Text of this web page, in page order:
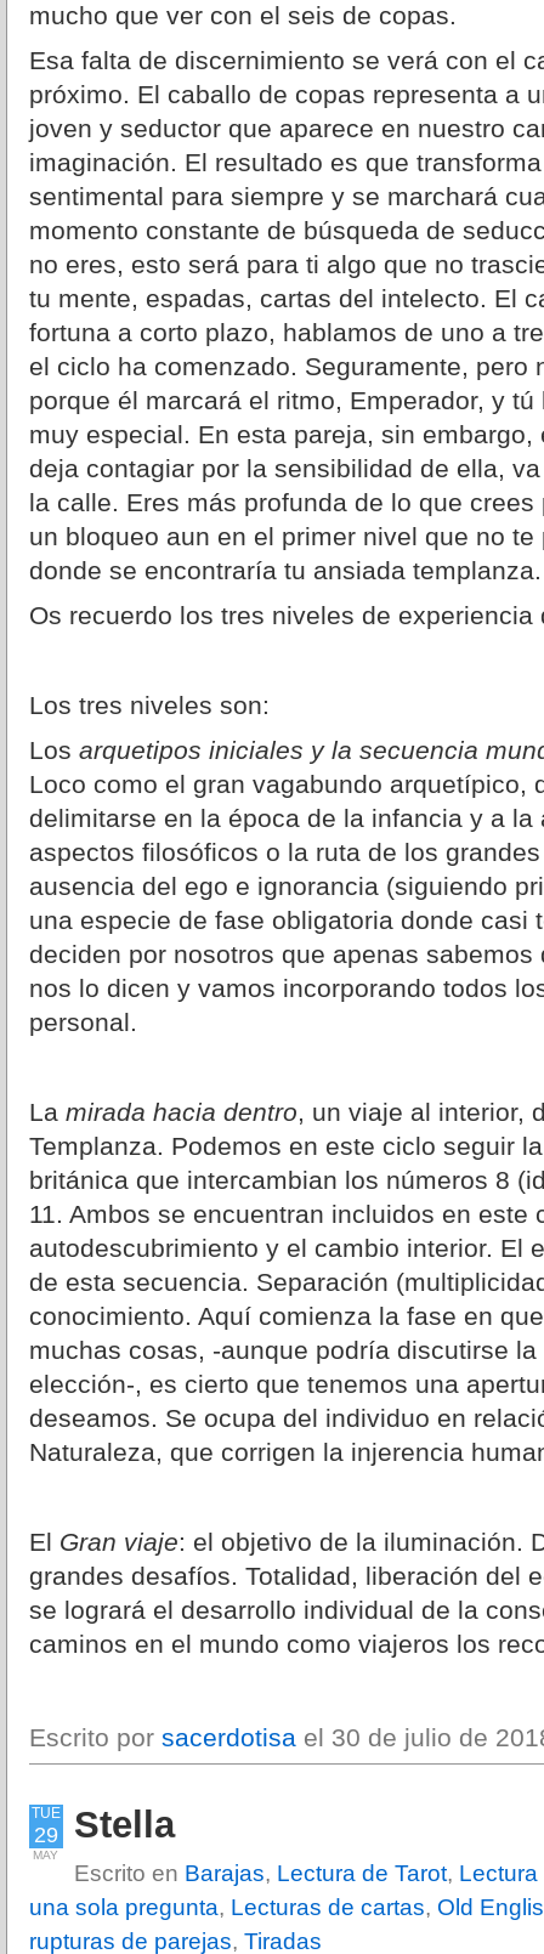
mucho que ver con el seis de copas.
Esa falta de discernimiento se verá con el
próximo. El caballo de copas representa a
joven y seductor que aparece en nuestro
imaginación. El resultado es que
sentimental para siempre y se marchará
momento constante de búsqueda de
no eres, esto será para ti algo que no
tu mente, espadas, cartas del intelecto. El
fortuna a corto plazo, hablamos de uno a
el ciclo ha comenzado. Seguramente, pero
porque él marcará el ritmo, Emperador, y
muy especial. En esta pareja, sin
deja contagiar por la sensibilidad de ella,
la calle. Eres más profunda de lo que
un bloqueo aun en el primer nivel que no
donde se encontraría tu ansiada templanza.
Os recuerdo los tres niveles de
Los tres niveles son:
Los arquetipos iniciales y la secuencia
Loco como el gran vagabundo arquetípico,
delimitarse en la época de la infancia y a la
aspectos filosóficos o la ruta de los
ausencia del ego e ignorancia (siguiendo
una especie de fase obligatoria donde casi
deciden por nosotros que apenas
nos lo dicen y vamos incorporando todos
personal.
La mirada hacia dentro, un viaje al interior,
Templanza. Podemos en este ciclo seguir
británica que intercambian los números 8
11. Ambos se encuentran incluidos en este
autodescubrimiento y el cambio interior. El
de esta secuencia. Separación
conocimiento. Aquí comienza la fase en
muchas cosas, -aunque podría discutirse
elección-, es cierto que tenemos una
deseamos. Se ocupa del individuo en
Naturaleza, que corrigen la injerencia
El Gran viaje: el objetivo de la iluminación.
grandes desafíos. Totalidad, liberación del
se logrará el desarrollo individual de la
caminos en el mundo como viajeros los
Escrito por sacerdotisa el 30 de julio de
TUE
29
MAY
Stella
Escrito en Barajas, Lectura de Tarot, Lectura
una sola pregunta, Lecturas de cartas, Old
rupturas de parejas, Tiradas